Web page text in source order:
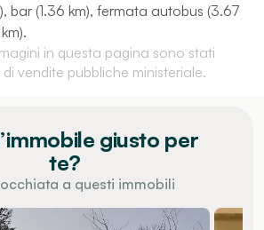
bar (1.36 km), fermata autobus (3.67
in questa pagina sono stati
vendite pubbliche ministeriale.
giusto per
te?
a questi immobili